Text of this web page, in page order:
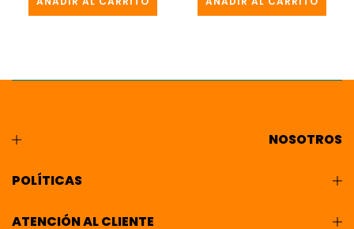
NOSOTROS
POLÍTICAS
ATENCIÓN AL CLIENTE